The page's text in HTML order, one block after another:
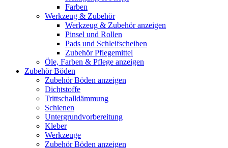
Farben
Werkzeug & Zubehör
Werkzeug & Zubehör anzeigen
Pinsel und Rollen
Pads und Schleifscheiben
Zubehör Pflegemittel
Öle, Farben & Pflege anzeigen
Zubehör Böden
Zubehör Böden anzeigen
Dichtstoffe
Trittschalldämmung
Schienen
Untergrundvorbereitung
Kleber
Werkzeuge
Zubehör Böden anzeigen